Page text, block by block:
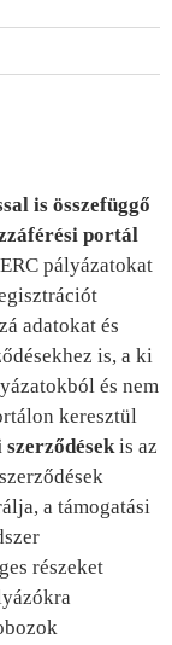
is összefüggő
portál
pályázatokat
adatokat és
is, a ki
és nem
keresztül
szerződésekis az
a támogatási
részeket